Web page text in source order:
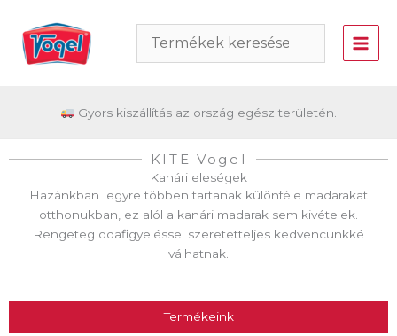
content
Gyors kiszállítás az ország egész területén.
KITE Vogel
Kanári eleségek
Hazánkban egyre többen tartanak különféle madarakat
otthonukban, ez alól a kanári madarak sem kivételek.
Rengeteg odafigyeléssel szeretetteljes kedvencünkké
válhatnak.
Termékeink